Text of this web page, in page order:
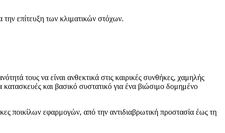
επίτευξη των κλιματικών στόχων.
τους να είναι ανθεκτικά στις καιρικές συνθήκες, χαμηλής
κατασκευές και βασικό συστατικό για ένα βιώσιμο δομημένο
ποικίλων εφαρμογών, από την αντιδιαβρωτική προστασία έως τη